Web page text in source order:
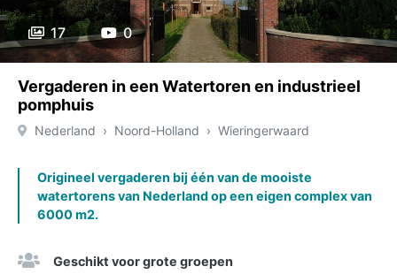
17 0
Vergaderen in een Watertoren en industrieel
pomphuis
Nederland Noord-Holland Wieringerwaard
Origineel vergaderen bij één van de mooiste
watertorens van Nederland op een eigen complex van
6000 m2.
Geschikt voor grote groepen